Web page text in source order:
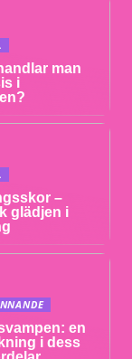
man
i
–
glädjen i
en
i dess